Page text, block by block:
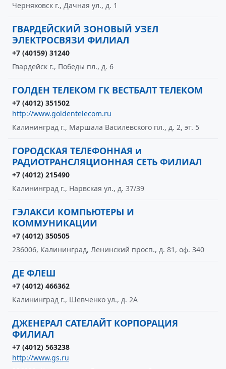
Черняховск г., Дачная ул., д. 1
ГВАРДЕЙСКИЙ ЗОНОВЫЙ УЗЕЛ
ЭЛЕКТРОСВЯЗИ ФИЛИАЛ
+7 (40159) 31240
Гвардейск г., Победы пл., д. 6
ГОЛДЕН ТЕЛЕКОМ ГК ВЕСТБАЛТ ТЕЛЕКОМ
+7 (4012) 351502
http://www.goldentelecom.ru
Калининград г., Маршала Василевского пл., д. 2, эт. 5
ГОРОДСКАЯ ТЕЛЕФОННАЯ и
РАДИОТРАНСЛЯЦИОННАЯ СЕТЬ ФИЛИАЛ
+7 (4012) 215490
Калининград г., Нарвская ул., д. 37/39
ГЭЛАКСИ КОМПЬЮТЕРЫ И
КОММУНИКАЦИИ
+7 (4012) 350505
236006, Калининград, Ленинский просп., д. 81, оф. 340
ДЕ ФЛЕШ
+7 (4012) 466362
Калининград г., Шевченко ул., д. 2А
ДЖЕНЕРАЛ САТЕЛАЙТ КОРПОРАЦИЯ
ФИЛИАЛ
+7 (4012) 563238
http://www.gs.ru